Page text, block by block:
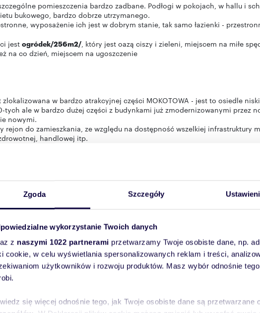
Zgoda Szczegóły
wykorzystanie Twoich danych
z naszymi 1022 partnerami przetwarzamy Twoje osobiste dane, np.
cookie, w celu wyświetlania spersonalizowanych reklam i treści,
użytkowników i rozwoju produktów. Masz wybór odnośnie
się więcej odnośnie tego, jak Twoje osobiste dane są przetwarzane
pomieszczenia bardzo zadbane. Podłogi w pokojach, w hallu i
bukowego, bardzo dobrze utrzymanego.
wyposażenie ich jest w dobrym stanie, tak samo łazienki -
jest ogródek/256m2/, który jest oazą ciszy i zieleni, miejscem na miłe
na co dzień, miejscem na ugoszczenie
w bardzo atrakcyjnej części MOKOTOWA - jest to osiedle
tych ale w bardzo dużej części z budynkami już zmodernizowanymi przez
nowymi.
rejon do zamieszkania, ze względu na dostępność wszelkiej infrastruktury
handlowej itp.
chętnie na siedziby firm, z działalnością nie uciążliwą dla sąsiadów np.
JEST DOSTĘP DO KOMUNIKACJI MIEJSKIEJ KAZDEGO RODZAJU -
7min.